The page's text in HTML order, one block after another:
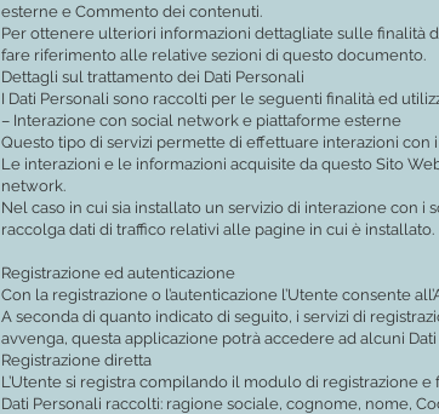
esterne e Commento dei contenuti.
Per ottenere ulteriori informazioni dettagliate sulle finalità
fare riferimento alle relative sezioni di questo documento.
Dettagli sul trattamento dei Dati Personali
I Dati Personali sono raccolti per le seguenti finalità ed
– Interazione con social network e piattaforme esterne
Questo tipo di servizi permette di effettuare interazioni
Le interazioni e le informazioni acquisite da questo Sito
network.
Nel caso in cui sia installato un servizio di interazione con
raccolga dati di traffico relativi alle pagine in cui è installato.
Registrazione ed autenticazione
Con la registrazione o l’autenticazione l’Utente consente
A seconda di quanto indicato di seguito, i servizi di
avvenga, questa applicazione potrà accedere ad alcuni
Registrazione diretta
L’Utente si registra compilando il modulo di registrazione
Dati Personali raccolti: ragione sociale, cognome, nome,